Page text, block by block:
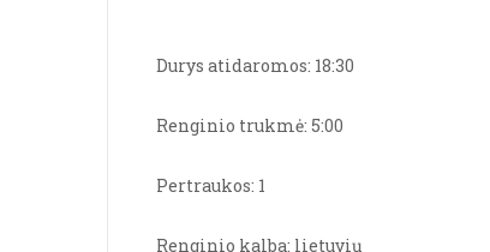
Durys atidaromos: 18:30
Renginio trukmė: 5:00
Pertraukos: 1
Renginio kalba: lietuvių